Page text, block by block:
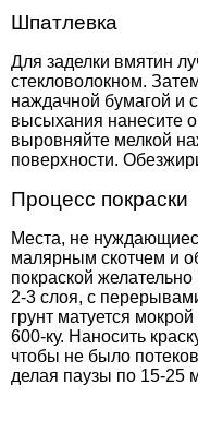
Шпатлевка
Для заделки вмятин
стекловолокном.
наждачной бумагой и
высыхания нанесите
выровняйте мелкой
поверхности.
Процесс покраски
Места, не
малярным скотчем и
покраской
2-3 слоя, с
грунт матуется
600-ку. Наносить
чтобы не было
делая паузы по 15-25